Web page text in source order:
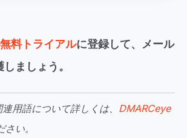
料トライアルに登録して、メール
ましょう。
用語について詳しくは、 DMARCeye
い。